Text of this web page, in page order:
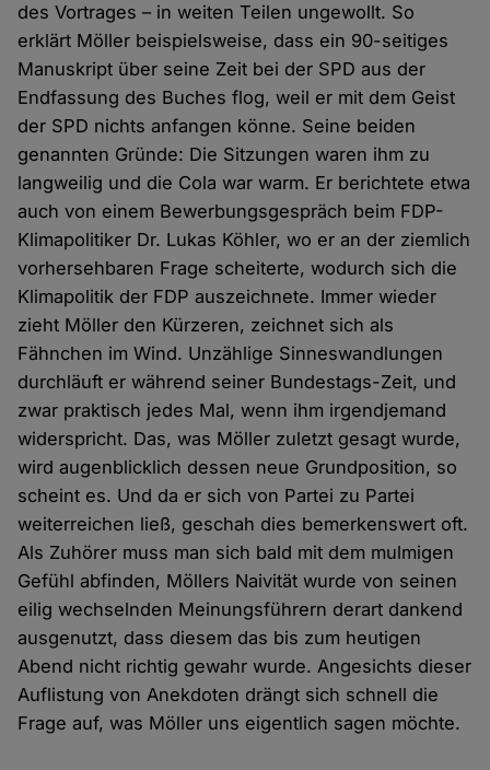
des Vortrages – in weiten Teilen ungewollt. So
erklärt Möller beispielsweise, dass ein 90-seitiges
Manuskript über seine Zeit bei der SPD aus der
Endfassung des Buches flog, weil er mit dem Geist
der SPD nichts anfangen könne. Seine beiden
genannten Gründe: Die Sitzungen waren ihm zu
langweilig und die Cola war warm. Er berichtete etwa
auch von einem Bewerbungsgespräch beim FDP-
Klimapolitiker Dr. Lukas Köhler, wo er an der ziemlich
vorhersehbaren Frage scheiterte, wodurch sich die
Klimapolitik der FDP auszeichnete. Immer wieder
zieht Möller den Kürzeren, zeichnet sich als
Fähnchen im Wind. Unzählige Sinneswandlungen
durchläuft er während seiner Bundestags-Zeit, und
zwar praktisch jedes Mal, wenn ihm irgendjemand
widerspricht. Das, was Möller zuletzt gesagt wurde,
wird augenblicklich dessen neue Grundposition, so
scheint es. Und da er sich von Partei zu Partei
weiterreichen ließ, geschah dies bemerkenswert oft.
Als Zuhörer muss man sich bald mit dem mulmigen
Gefühl abfinden, Möllers Naivität wurde von seinen
eilig wechselnden Meinungsführern derart dankend
ausgenutzt, dass diesem das bis zum heutigen
Abend nicht richtig gewahr wurde. Angesichts dieser
Auflistung von Anekdoten drängt sich schnell die
Frage auf, was Möller uns eigentlich sagen möchte.